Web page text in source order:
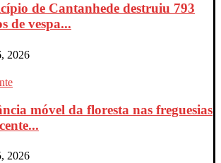
de Cantanhede destruiu 793
de vespa...
2026
móvel da floresta nas freguesias
2026